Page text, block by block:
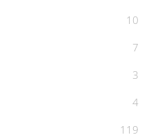
10
7
3
4
119